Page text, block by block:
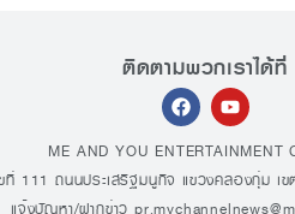
ติดตามพวกเราได้ที่
ME AND YOU ENTERTAINMENT
ที่ 111 ถนนประเสริฐมนูกิจ แขวงคลองกุ่ม เ